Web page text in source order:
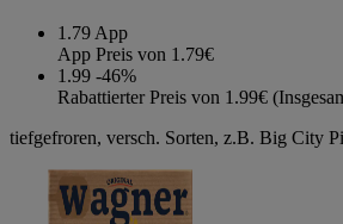
1.79 App
App Preis von 1.79€
1.99 -46%
Rabattierter Preis von 1.99€
tiefgefroren, versch. Sorten, z.B. Big City